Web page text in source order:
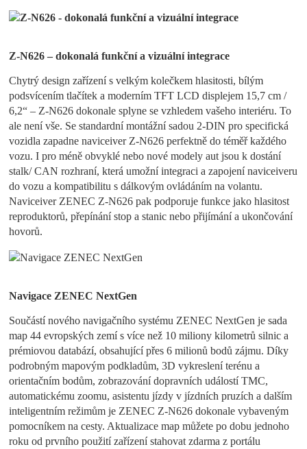
Z-N626 – dokonalá funkční a vizuální integrace
Chytrý design zařízení s velkým kolečkem hlasitosti, bílým
podsvícením tlačítek a moderním TFT LCD displejem 15,7 cm /
6,2“ – Z-N626 dokonale splyne se vzhledem vašeho interiéru. To
ale není vše. Se standardní montážní sadou 2-DIN pro specifická
vozidla zapadne naviceiver Z-N626 perfektně do téměř každého
vozu. I pro méně obvyklé nebo nové modely aut jsou k dostání
stalk/ CAN rozhraní, která umožní integraci a zapojení naviceiveru
do vozu a kompatibilitu s dálkovým ovládáním na volantu.
Naviceiver ZENEC Z-N626 pak podporuje funkce jako hlasitost
reproduktorů, přepínání stop a stanic nebo přijímání a ukončování
hovorů.
Navigace ZENEC NextGen
Součástí nového navigačního systému ZENEC NextGen je sada
map 44 evropských zemí s více než 10 miliony kilometrů silnic a
prémiovou databází, obsahující přes 6 milionů bodů zájmu. Díky
podrobným mapovým podkladům, 3D vykreslení terénu a
orientačním bodům, zobrazování dopravních událostí TMC,
automatickému zoomu, asistentu jízdy v jízdních pruzích a dalším
inteligentním režimům je ZENEC Z-N626 dokonale vybaveným
pomocníkem na cesty. Aktualizace map můžete po dobu jednoho
roku od prvního použití zařízení stahovat zdarma z portálu